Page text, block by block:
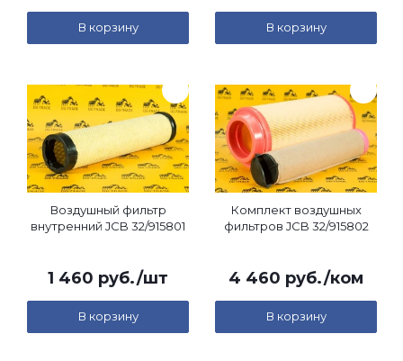
В корзину В корзину
Воздушный фильтр
внутренний JCB 32/915801
1 460 руб./шт
В корзину
Комплект воздушных
фильтров JCB 32/915802
4 460 руб./ком
В корзину